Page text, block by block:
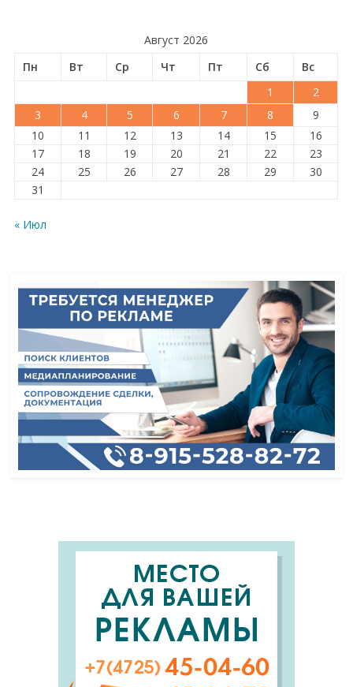
Август 2026
Пн
Вт Ср Чт Пт Сб
Вс
1
2
3
4 5 6 7 8
9
10
11 12 13 14 15
16
17
18 19 20 21 22
23
24
25 26 27 28 29
30
31
« Июл